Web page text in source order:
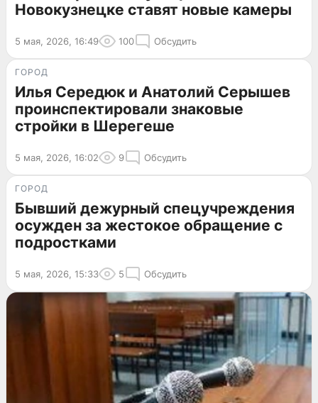
Новокузнецке ставят новые камеры
5 мая, 2026, 16:49 100 Обсудить
ГОРОД
Илья Середюк и Анатолий Серышев
проинспектировали знаковые
стройки в Шерегеше
5 мая, 2026, 16:02 9 Обсудить
ГОРОД
Бывший дежурный спецучреждения
осужден за жестокое обращение с
подростками
5 мая, 2026, 15:33 5 Обсудить